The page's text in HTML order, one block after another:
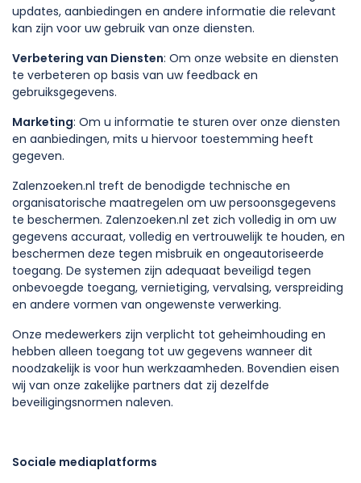
updates, aanbiedingen en andere informatie die relevant
kan zijn voor uw gebruik van onze diensten.
Verbetering van Diensten: Om onze website en diensten
te verbeteren op basis van uw feedback en
gebruiksgegevens.
Marketing: Om u informatie te sturen over onze diensten
en aanbiedingen, mits u hiervoor toestemming heeft
gegeven.
Zalenzoeken.nl treft de benodigde technische en
organisatorische maatregelen om uw persoonsgegevens
te beschermen. Zalenzoeken.nl zet zich volledig in om uw
gegevens accuraat, volledig en vertrouwelijk te houden, en
beschermen deze tegen misbruik en ongeautoriseerde
toegang. De systemen zijn adequaat beveiligd tegen
onbevoegde toegang, vernietiging, vervalsing, verspreiding
en andere vormen van ongewenste verwerking.
Onze medewerkers zijn verplicht tot geheimhouding en
hebben alleen toegang tot uw gegevens wanneer dit
noodzakelijk is voor hun werkzaamheden. Bovendien eisen
wij van onze zakelijke partners dat zij dezelfde
beveiligingsnormen naleven.
Sociale mediaplatforms